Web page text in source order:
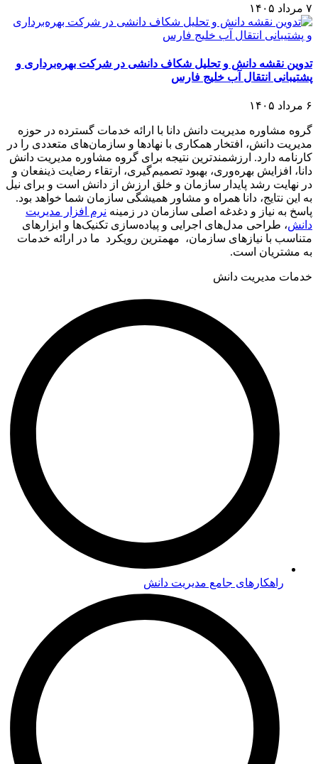
۷ مرداد ۱۴۰۵
تدوین نقشه دانش و تحلیل شکاف دانشی در شرکت بهره‌برداری و
پشتیبانی انتقال آب خلیج فارس
۶ مرداد ۱۴۰۵
گروه مشاوره مدیریت دانش دانا با ارائه خدمات گسترده در حوزه
مدیریت دانش، افتخار همکاری با نهادها و سازمان‌های متعددی را در
کارنامه دارد. ارزشمندترین نتیجه برای گروه مشاوره مدیریت دانش
دانا، افزایش بهره‌وری، بهبود تصمیم‌گیری، ارتقاء رضایت ذینفعان و
در نهایت رشد پایدار سازمان و خلق ارزش از دانش است و برای نیل
به این نتایج، دانا همراه و مشاور همیشگی سازمان شما خواهد بود.
پاسخ به نیاز و دغدغه اصلی سازمان در زمینه نرم افزار مدیریت
دانش، طراحی مدل‌های اجرایی و پیاده‌سازی تکنیک‌ها و ابزارهای
متناسب با نیازهای سازمان، مهمترین رویکرد ما در ارائه خدمات
به مشتریان است.
خدمات مدیریت دانش
راهکارهای جامع مدیریت دانش